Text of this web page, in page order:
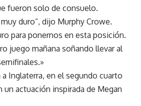
fueron solo de consuelo.
duro”, dijo Murphy Crowe.
para ponernos en esta posición.
juego mañana soñando llevar al
Inglaterra, en el segundo cuarto
un actuación inspirada de Megan